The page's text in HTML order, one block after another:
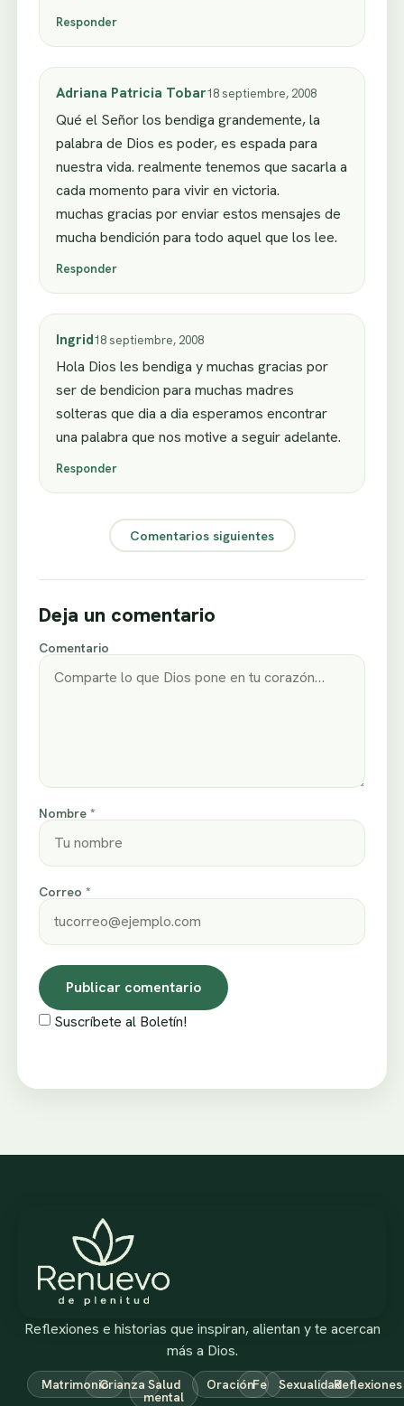
Responder
Adriana Patricia Tobar18 septiembre, 2008
Qué el Señor los bendiga grandemente, la
palabra de Dios es poder, es espada para
nuestra vida. realmente tenemos que sacarla a
cada momento para vivir en victoria.
muchas gracias por enviar estos mensajes de
mucha bendición para todo aquel que los lee.
Responder
Ingrid18 septiembre, 2008
Hola Dios les bendiga y muchas gracias por
ser de bendicion para muchas madres
solteras que dia a dia esperamos encontrar
una palabra que nos motive a seguir adelante.
Responder
Comentarios siguientes
Deja un comentario
Comentario
Nombre *
Correo *
Suscríbete al Boletín!
Reflexiones e historias que inspiran, alientan y te acercan
más a Dios.
MatrimonioCrianza Salud
mental
OraciónFe SexualidadReflexiones